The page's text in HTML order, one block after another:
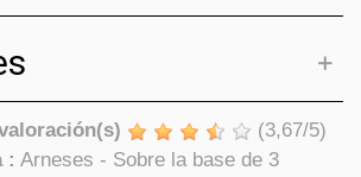
(3,67/5)
: Arneses - Sobre la base de 3